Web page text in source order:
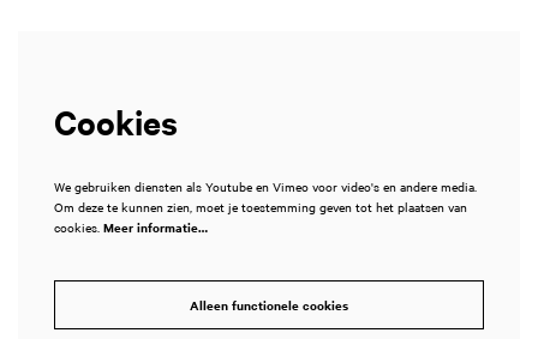
Cookies
We gebruiken diensten als Youtube en Vimeo voor video's en andere media.
Om deze te kunnen zien, moet je toestemming geven tot het plaatsen van
cookies. Meer informatie…
Alleen functionele cookies